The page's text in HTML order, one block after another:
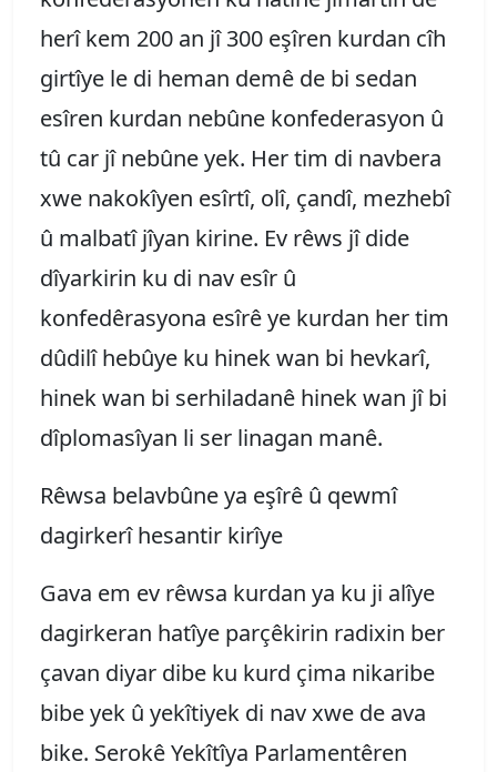
herî kem 200 an jî 300 eşîren kurdan cîh
girtîye le di heman demê de bi sedan
esîren kurdan nebûne konfederasyon û
tû car jî nebûne yek. Her tim di navbera
xwe nakokîyen esîrtî, olî, çandî, mezhebî
û malbatî jîyan kirine. Ev rêws jî dide
dîyarkirin ku di nav esîr û
konfedêrasyona esîrê ye kurdan her tim
dûdilî hebûye ku hinek wan bi hevkarî,
hinek wan bi serhiladanê hinek wan jî bi
dîplomasîyan li ser linagan manê.
Rêwsa belavbûne ya eşîrê û qewmî
dagirkerî hesantir kirîye
Gava em ev rêwsa kurdan ya ku ji alîye
dagirkeran hatîye parçêkirin radixin ber
çavan diyar dibe ku kurd çima nikaribe
bibe yek û yekîtiyek di nav xwe de ava
bike. Serokê Yekîtîya Parlamentêren